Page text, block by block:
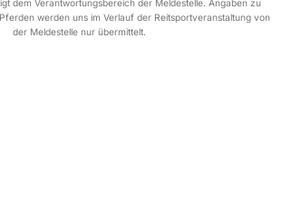
dem Verantwortungsbereich der Meldestelle. Angaben zu
werden uns im Verlauf der Reitsportveranstaltung von
der Meldestelle nur übermittelt.